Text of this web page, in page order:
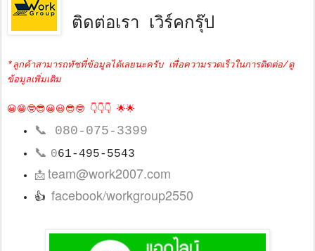
ติดต่อเรา เวิร์คกรุ๊ป
*ลูกค้าสามารถทัชที่ข้อมูลได้เลยนะครับ เพื่อความรวดเร็วในการติดต่อ/ดู
ข้อมูลเพิ่มเติม
😀😁🤓😎😀😃😎🤓 👇👇👇 🌟🌟
📞 080-075-3399
📞 061-495-5543
📩team@work2007.com
👍 facebook/workgroup2550